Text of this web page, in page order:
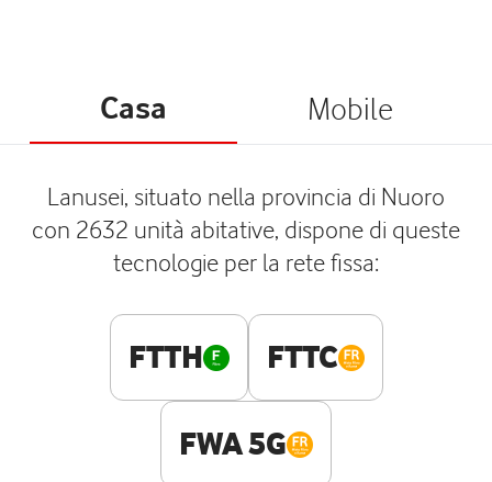
Casa Mobile
Lanusei, situato nella provincia di Nuoro
con 2632 unità abitative, dispone di queste
tecnologie per la rete fissa:
FTTH FTTC
FWA 5G